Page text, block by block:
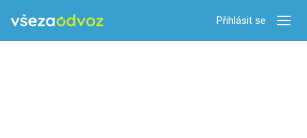
Přihlásit se